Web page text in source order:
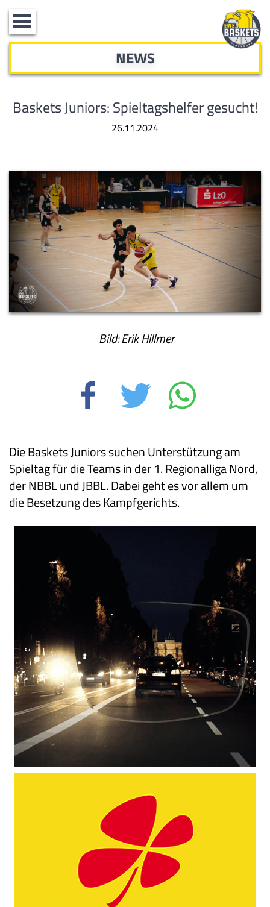
Toggle
navigation
NEWS
Baskets Juniors: Spieltagshelfer gesucht!
26.11.2024
Bild: Erik Hillmer
Die Baskets Juniors suchen Unterstützung am
Spieltag für die Teams in der 1. Regionalliga Nord,
der NBBL und JBBL. Dabei geht es vor allem um
die Besetzung des Kampfgerichts.